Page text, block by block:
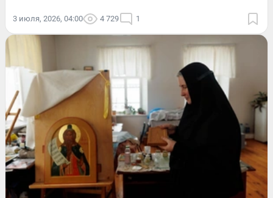
3 июля, 2026, 04:00 4 729 1